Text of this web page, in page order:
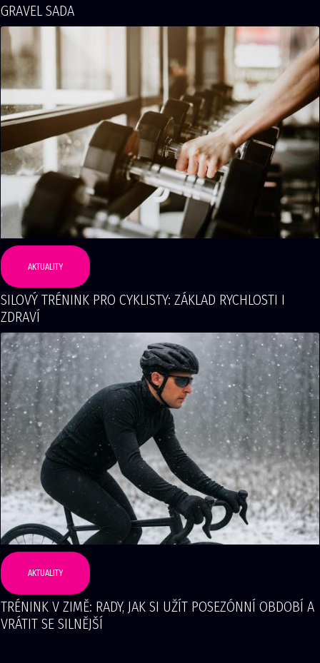
GRAVEL SADA
AKTUALITY
SILOVÝ TRÉNINK PRO CYKLISTY: ZÁKLAD RYCHLOSTI I
ZDRAVÍ
AKTUALITY
TRÉNINK V ZIMĚ: RADY, JAK SI UŽÍT POSEZÓNNÍ OBDOBÍ A
VRÁTIT SE SILNĚJŠÍ